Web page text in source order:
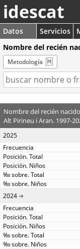
idescat
Datos Servicios
Nombre del recién
Metodología
Nombre del recién
Alt Pirineu i Aran. 1997-
2025
2024